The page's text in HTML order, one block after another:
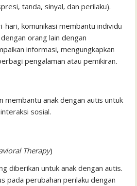
tanda, sinyal, dan perilaku).
hari, komunikasi membantu individu
orang lain dengan
informasi, mengungkapkan
pengalaman atau pemikiran.
membantu anak dengan autis untuk
sosial.
Therapy)
diberikan untuk anak dengan autis.
pada perubahan perilaku dengan